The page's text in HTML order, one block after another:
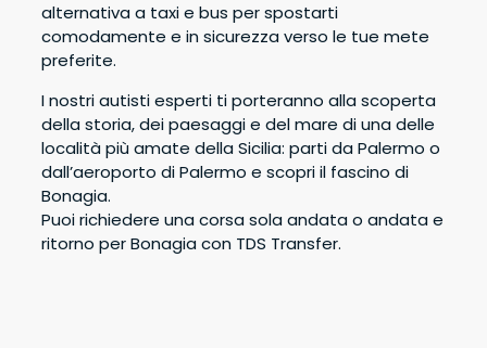
alternativa a taxi e bus per spostarti
comodamente e in sicurezza verso le tue mete
preferite.
I nostri autisti esperti ti porteranno alla scoperta
della storia, dei paesaggi e del mare di una delle
località più amate della Sicilia: parti da Palermo o
dall’aeroporto di Palermo e scopri il fascino di
Bonagia.
Puoi richiedere una corsa sola andata o andata e
ritorno per Bonagia con TDS Transfer.
Passeggeri
Adulti 0
Bambini 0
Andata Ore
Ritorno Ore
Totale
€0,00 Prenota
Adulti
Bambini 0
Totale
€0,00 PRENOTA